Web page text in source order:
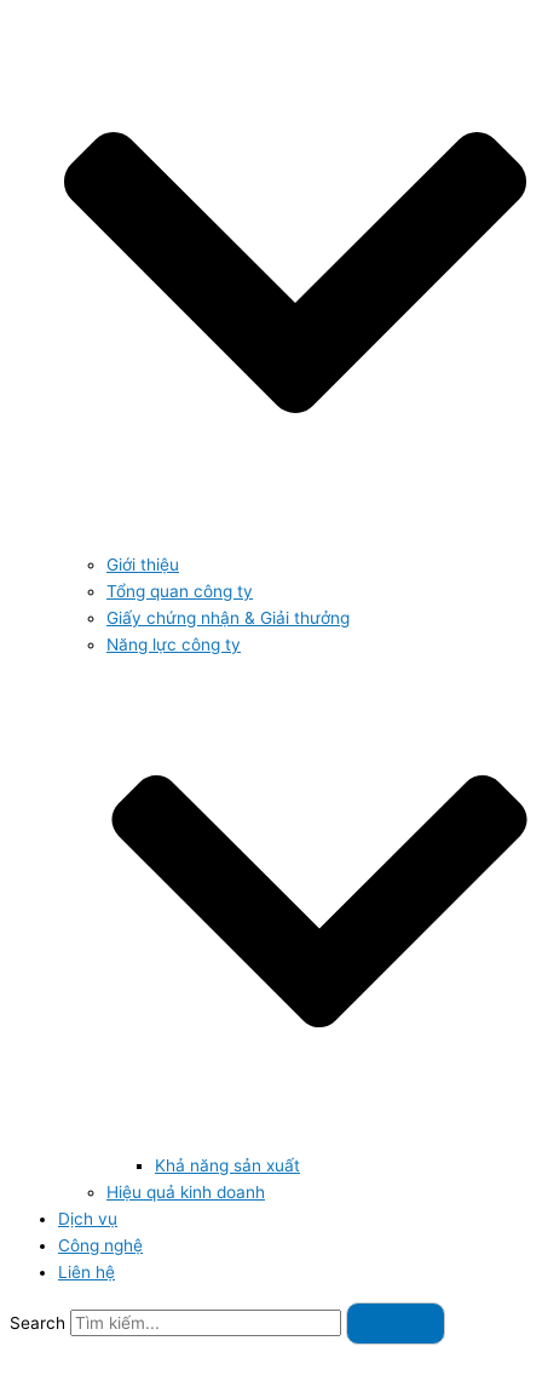
Giới thiệu
Tổng quan công ty
Giấy chứng nhận & Giải thưởng
Năng lực công ty
Khả năng sản xuất
Hiệu quả kinh doanh
Dịch vụ
Công nghệ
Liên hệ
Search